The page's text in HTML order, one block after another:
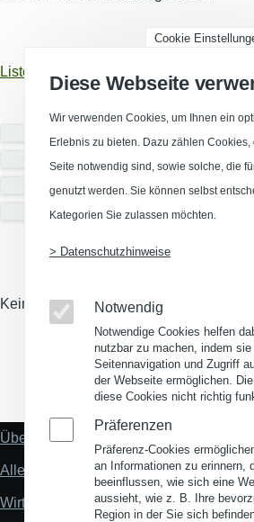
Listenansicht
Nutzungsart
Verfügbarkeit
Mieten/Kaufen
Gründer-/Innovations-/
Keine Gewerbeimmobilien eingetragen
(Opens in a new
(Opens in
Fußzeile
Links
Über uns
Alles zum Thema Standortanalyse
Wirtschaftsstandort Deutschland
Cookie
Diese Webseite
Wir verwenden Cookies, um Ihnen ein
Erlebnis zu bieten. Dazu zählen
Seite notwendig sind, sowie solche, die
genutzt werden. Sie können selbst
Kategorien Sie zulassen möchten.
> Datenschutzhinweise
Notwendig
Notwendige Cookies helfen
nutzbar zu machen, indem
Seitennavigation und Zugriff
der Webseite ermöglichen.
diese Cookies nicht richtig
Präferenzen
Präferenz-Cookies
an Informationen zu erinnern,
beeinflussen, wie sich eine
aussieht, wie z. B. Ihre
Region in der Sie sich